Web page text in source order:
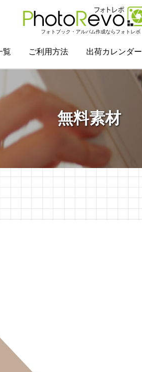
フォトブック・アルバム作成ならフォトレボ
覧 ご利用方法 出荷カレンダー
無料素材